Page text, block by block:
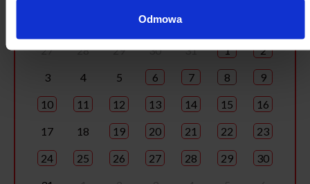
Odmowa
Cz
27
28 29 30 31 1 2
3 4 5 6 7 8 9
10 11 12 13 14 15 16
17 18 19 20 21 22 23
24 25 26 27 28 29 30